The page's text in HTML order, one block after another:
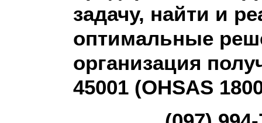
задачу, найти и
оптимальные
организация
45001 (OHSAS